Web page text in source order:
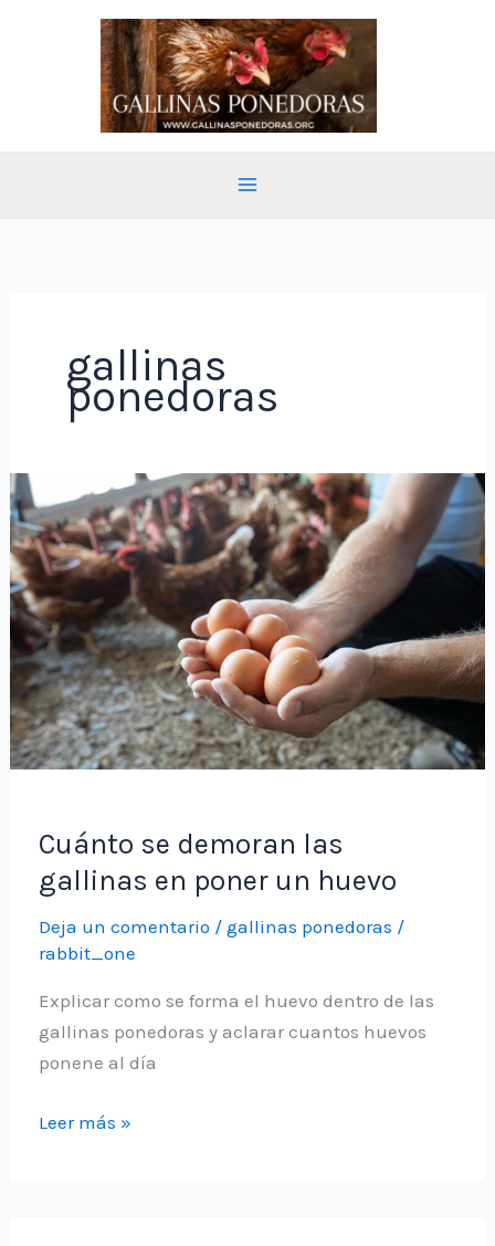
gallinas
ponedoras
Cuánto se demoran las
gallinas en poner un huevo
Deja un comentario / gallinas ponedoras /
rabbit_one
Explicar como se forma el huevo dentro de las
gallinas ponedoras y aclarar cuantos huevos
ponene al día
Cuánto
Leer más »